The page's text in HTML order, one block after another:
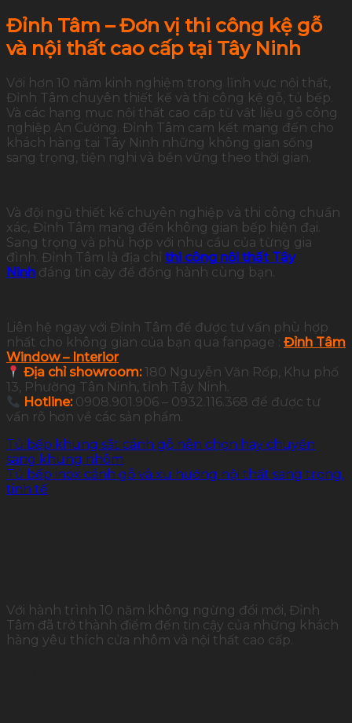
Đỉnh Tâm – Đơn vị thi công kệ gỗ
và nội thất cao cấp tại Tây Ninh
Với hơn 10 năm kinh nghiệm trong lĩnh vực nội thất,
Đỉnh Tâm chuyên thiết kế và thi công kệ gỗ, tủ bếp.
Và các hạng mục nội thất cao cấp từ vật liệu gỗ công
nghiệp An Cường. Đỉnh Tâm cam kết mang đến cho
khách hàng tại Tây Ninh những không gian sống
sang trọng, tiện nghi và bền vững theo thời gian.
Và đội ngũ thiết kế chuyên nghiệp và thi công chuẩn
xác, Đỉnh Tâm mang đến không gian bếp hiện đại.
Sang trọng và phù hợp với nhu cầu của từng gia
đình. Đỉnh Tâm là địa chỉ thi công nội thất Tây
Ninh đáng tin cậy để đồng hành cùng bạn.
Liên hệ ngay với Đỉnh Tâm để được tư vấn phù hợp
nhất cho không gian của bạn qua fanpage : Đỉnh Tâm
Window – Interior
Địa chỉ showroom:180 Nguyễn Văn Rốp, Khu phố
13, Phường Tân Ninh, tỉnh Tây Ninh.
Hotline: 0908.901.906 – 0932.116.368 để được tư
vấn rõ hơn về các sản phẩm.
Tủ bếp khung sắt cánh gỗ nên chọn hay chuyển
sang khung nhôm
Tủ bếp inox cánh gỗ và xu hướng nội thất sang trọng,
tinh tế
Với hành trình 10 năm không ngừng đổi mới, Đỉnh
Tâm đã trở thành điểm đến tin cậy của những khách
hàng yêu thích cửa nhôm và nội thất cao cấp.